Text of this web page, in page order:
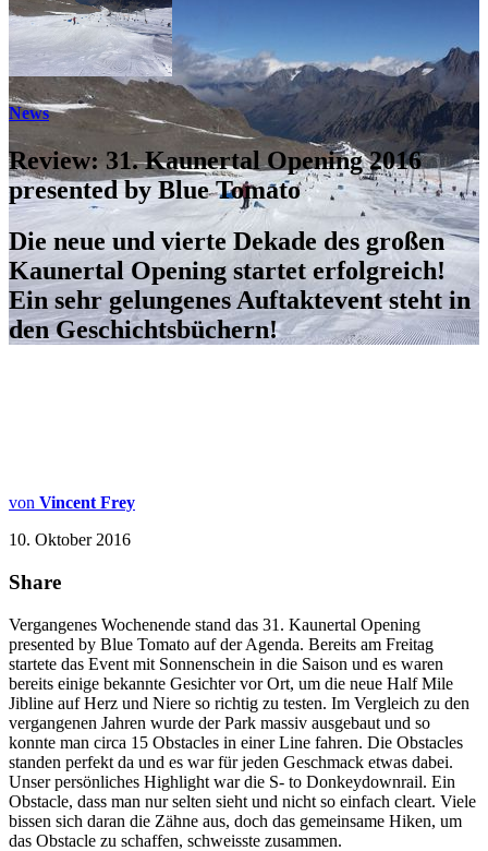
News
Review: 31. Kaunertal Opening 2016
presented by Blue Tomato
Die neue und vierte Dekade des großen
Kaunertal Opening startet erfolgreich!
Ein sehr gelungenes Auftaktevent steht in
den Geschichtsbüchern!
von Vincent Frey
10. Oktober 2016
Share
Vergangenes Wochenende stand das 31. Kaunertal Opening
presented by Blue Tomato auf der Agenda. Bereits am Freitag
startete das Event mit Sonnenschein in die Saison und es waren
bereits einige bekannte Gesichter vor Ort, um die neue Half Mile
Jibline auf Herz und Niere so richtig zu testen. Im Vergleich zu den
vergangenen Jahren wurde der Park massiv ausgebaut und so
konnte man circa 15 Obstacles in einer Line fahren. Die Obstacles
standen perfekt da und es war für jeden Geschmack etwas dabei.
Unser persönliches Highlight war die S- to Donkeydownrail. Ein
Obstacle, dass man nur selten sieht und nicht so einfach cleart. Viele
bissen sich daran die Zähne aus, doch das gemeinsame Hiken, um
das Obstacle zu schaffen, schweisste zusammen.